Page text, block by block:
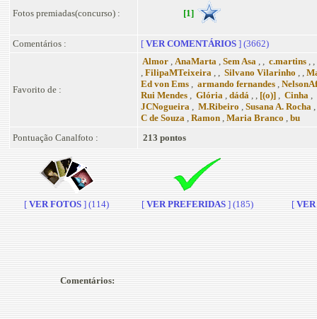
Fotos premiadas(concurso) : [1]
Comentários : [ VER COMENTÁRIOS ] (3662)
Favorito de :
Almor , AnaMarta , Sem Asa , , c.martins ,
, FilipaMTeixeira , , Silvano Vilarinho , ,
Ed von Ems , armando fernandes ,
Rui Mendes , Glória , dádá , , [(o)] , Cinha ,
JCNogueira , M.Ribeiro , Susana A. Rocha ,
C de Souza , Ramon , Maria Branco , bu
Pontuação Canalfoto :
213 pontos
[ VER FOTOS ] (114) [ VER PREFERIDAS ] (185) [
Comentários: